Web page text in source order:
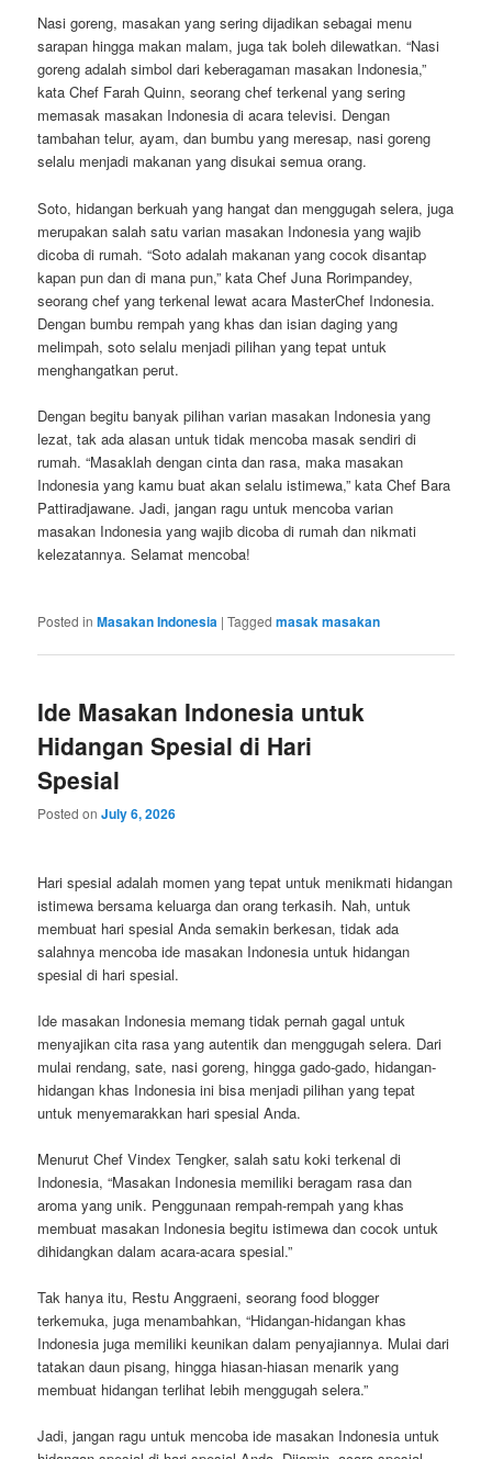
Nasi goreng, masakan yang sering dijadikan sebagai menu
sarapan hingga makan malam, juga tak boleh dilewatkan. “Nasi
goreng adalah simbol dari keberagaman masakan Indonesia,”
kata Chef Farah Quinn, seorang chef terkenal yang sering
memasak masakan Indonesia di acara televisi. Dengan
tambahan telur, ayam, dan bumbu yang meresap, nasi goreng
selalu menjadi makanan yang disukai semua orang.
Soto, hidangan berkuah yang hangat dan menggugah selera, juga
merupakan salah satu varian masakan Indonesia yang wajib
dicoba di rumah. “Soto adalah makanan yang cocok disantap
kapan pun dan di mana pun,” kata Chef Juna Rorimpandey,
seorang chef yang terkenal lewat acara MasterChef Indonesia.
Dengan bumbu rempah yang khas dan isian daging yang
melimpah, soto selalu menjadi pilihan yang tepat untuk
menghangatkan perut.
Dengan begitu banyak pilihan varian masakan Indonesia yang
lezat, tak ada alasan untuk tidak mencoba masak sendiri di
rumah. “Masaklah dengan cinta dan rasa, maka masakan
Indonesia yang kamu buat akan selalu istimewa,” kata Chef Bara
Pattiradjawane. Jadi, jangan ragu untuk mencoba varian
masakan Indonesia yang wajib dicoba di rumah dan nikmati
kelezatannya. Selamat mencoba!
Posted in Masakan Indonesia |Tagged masak masakan
Ide Masakan Indonesia untuk
Hidangan Spesial di Hari
Spesial
Posted onJuly 6, 2026
Hari spesial adalah momen yang tepat untuk menikmati hidangan
istimewa bersama keluarga dan orang terkasih. Nah, untuk
membuat hari spesial Anda semakin berkesan, tidak ada
salahnya mencoba ide masakan Indonesia untuk hidangan
spesial di hari spesial.
Ide masakan Indonesia memang tidak pernah gagal untuk
menyajikan cita rasa yang autentik dan menggugah selera. Dari
mulai rendang, sate, nasi goreng, hingga gado-gado, hidangan-
hidangan khas Indonesia ini bisa menjadi pilihan yang tepat
untuk menyemarakkan hari spesial Anda.
Menurut Chef Vindex Tengker, salah satu koki terkenal di
Indonesia, “Masakan Indonesia memiliki beragam rasa dan
aroma yang unik. Penggunaan rempah-rempah yang khas
membuat masakan Indonesia begitu istimewa dan cocok untuk
dihidangkan dalam acara-acara spesial.”
Tak hanya itu, Restu Anggraeni, seorang food blogger
terkemuka, juga menambahkan, “Hidangan-hidangan khas
Indonesia juga memiliki keunikan dalam penyajiannya. Mulai dari
tatakan daun pisang, hingga hiasan-hiasan menarik yang
membuat hidangan terlihat lebih menggugah selera.”
Jadi, jangan ragu untuk mencoba ide masakan Indonesia untuk